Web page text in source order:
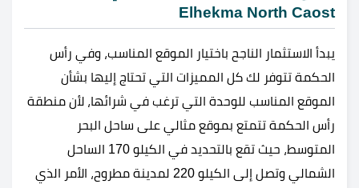
Elhekma North Caost
يبدأ الاستثمار الناجح باختيار الموقع المناسب، وفي رأس
الحكمة تتوفر لك كل المميزات التي تحتاج إليها بشأن
الموقع المناسب للوحدة التي ترغب في شرائها، لأن منطقة
رأس الحكمة تتمتع بموقع مثالي على ساحل البحر
المتوسط، حيث تقع بالتحديد في الكيلو 170 الساحل
الشمالي وتصل إلى الكيلو 220 لمدينة مطروح، الأمر الذي